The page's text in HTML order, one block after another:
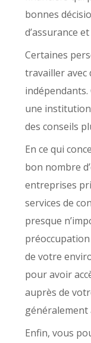
bonnes
d’assurance
Certaines
travailler avec
une
des conseils
En ce qui
bon nombre
entreprises
services de
presque
de votre
pour avoir
auprès de
généralement
Enfin, vous